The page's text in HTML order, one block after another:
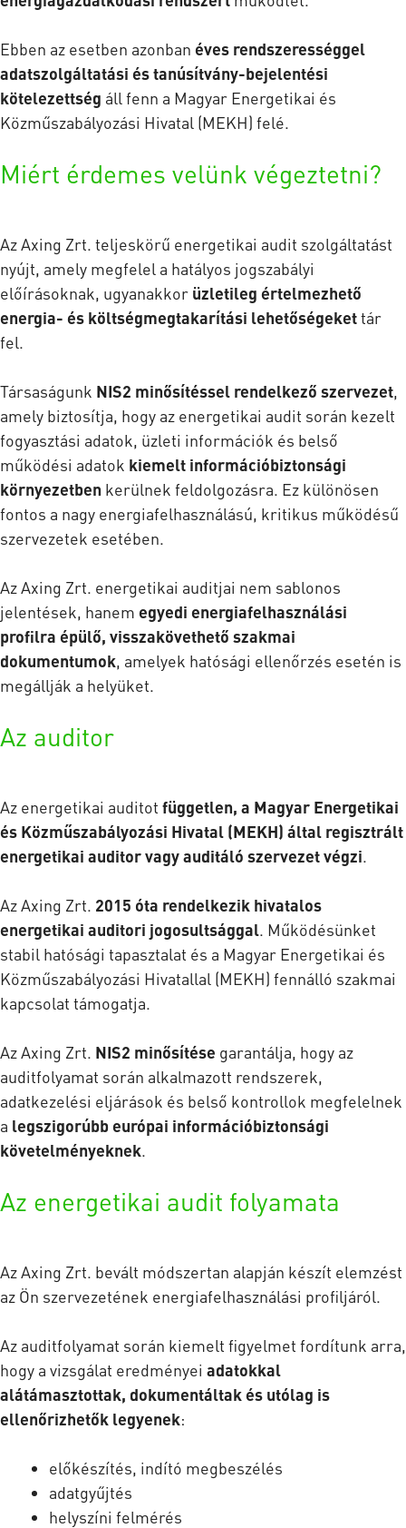
Ebben az esetben azonban éves rendszerességgel
adatszolgáltatási és tanúsítvány-bejelentési
kötelezettség áll fenn a Magyar Energetikai és
Közműszabályozási Hivatal (MEKH) felé.
Miért érdemes velünk végeztetni?
Az Axing Zrt. teljeskörű energetikai audit szolgáltatást
nyújt, amely megfelel a hatályos jogszabályi
előírásoknak, ugyanakkor üzletileg értelmezhető
energia- és költségmegtakarítási lehetőségekettár
fel.
Társaságunk NIS2 minősítéssel rendelkező szervezet,
amely biztosítja, hogy az energetikai audit során kezelt
fogyasztási adatok, üzleti információk és belső
működési adatok kiemelt információbiztonsági
környezetben kerülnek feldolgozásra. Ez különösen
fontos a nagy energiafelhasználású, kritikus működésű
szervezetek esetében.
Az Axing Zrt. energetikai auditjai nem sablonos
jelentések, hanem egyedi energiafelhasználási
profilra épülő, visszakövethető szakmai
dokumentumok, amelyek hatósági ellenőrzés esetén is
megállják a helyüket.
Az auditor
Az energetikai auditot független, a Magyar Energetikai
és Közműszabályozási Hivatal (MEKH) által regisztrált
energetikai auditor vagy auditáló szervezet végzi.
Az Axing Zrt. 2015 óta rendelkezik hivatalos
energetikai auditori jogosultsággal. Működésünket
stabil hatósági tapasztalat és a Magyar Energetikai és
Közműszabályozási Hivatallal (MEKH) fennálló szakmai
kapcsolat támogatja.
Az Axing Zrt. NIS2 minősítése garantálja, hogy az
auditfolyamat során alkalmazott rendszerek,
adatkezelési eljárások és belső kontrollok megfelelnek
a legszigorúbb európai információbiztonsági
követelményeknek.
Az energetikai audit folyamata
Az Axing Zrt. bevált módszertan alapján készít elemzést
az Ön szervezetének energiafelhasználási profiljáról.
Az auditfolyamat során kiemelt figyelmet fordítunk arra,
hogy a vizsgálat eredményei adatokkal
alátámasztottak, dokumentáltak és utólag is
ellenőrizhetők legyenek:
előkészítés, indító megbeszélés
adatgyűjtés
helyszíni felmérés